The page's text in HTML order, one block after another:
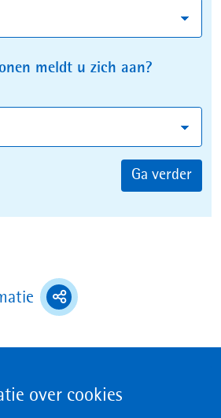
meldt u zich aan?
Ga verder
(toont
deel
opties)
over cookies